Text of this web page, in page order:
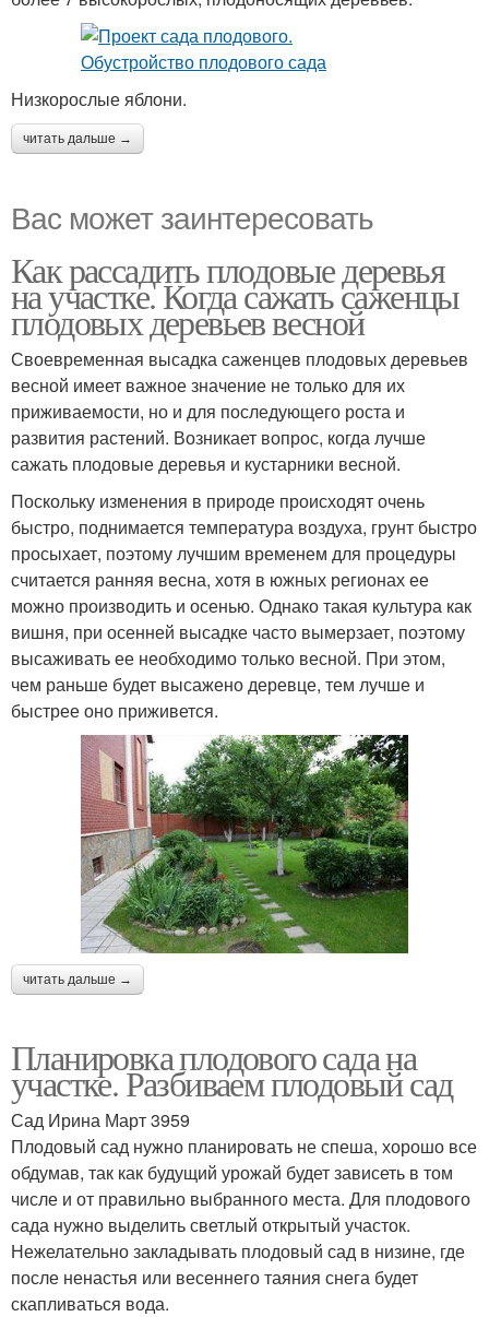
Низкорослые яблони.
читать дальше →
Вас может заинтересовать
Как рассадить плодовые деревья
на участке. Когда сажать саженцы
плодовых деревьев весной
Своевременная высадка саженцев плодовых деревьев
весной имеет важное значение не только для их
приживаемости, но и для последующего роста и
развития растений. Возникает вопрос, когда лучше
сажать плодовые деревья и кустарники весной.
Поскольку изменения в природе происходят очень
быстро, поднимается температура воздуха, грунт быстро
просыхает, поэтому лучшим временем для процедуры
считается ранняя весна, хотя в южных регионах ее
можно производить и осенью. Однако такая культура как
вишня, при осенней высадке часто вымерзает, поэтому
высаживать ее необходимо только весной. При этом,
чем раньше будет высажено деревце, тем лучше и
быстрее оно приживется.
читать дальше →
Планировка плодового сада на
участке. Разбиваем плодовый сад
Сад Ирина Март 3959
Плодовый сад нужно планировать не спеша, хорошо все
обдумав, так как будущий урожай будет зависеть в том
числе и от правильно выбранного места. Для плодового
сада нужно выделить светлый открытый участок.
Нежелательно закладывать плодовый сад в низине, где
после ненастья или весеннего таяния снега будет
скапливаться вода.